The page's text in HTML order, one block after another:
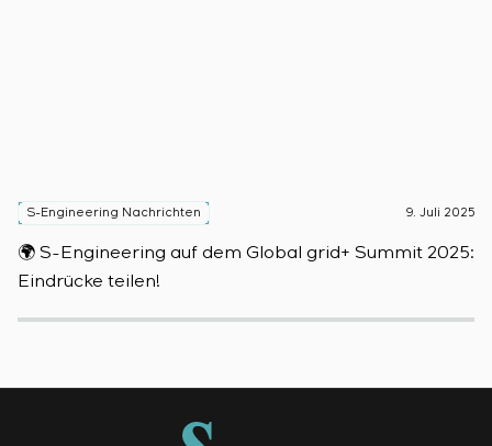
S-Engineering Nachrichten 9. Juli 2025
🌍 S-Engineering auf dem Global grid+ Summit 2025:
Eindrücke teilen!